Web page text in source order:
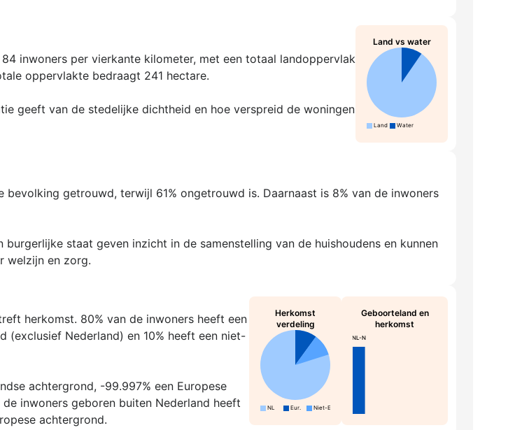
inwoners per vierkante kilometer, met een totaal landoppervlak
oppervlakte bedraagt 241 hectare.
geeft van de stedelijke dichtheid en hoe verspreid de woningen
Land vs water
Land Water
bevolking getrouwd, terwijl 61% ongetrouwd is. Daarnaast is 8% van de inwoners
staat geven inzicht in de samenstelling van de huishoudens en kunnen
welzijn en zorg.
herkomst. 80% van de inwoners heeft een
(exclusief Nederland) en 10% heeft een niet-
achtergrond, -99.997% een Europese
inwoners geboren buiten Nederland heeft
achtergrond.
Herkomst
verdeling
NL Eur. Niet-Eur.
Geboorteland en
herkomst
NL-N